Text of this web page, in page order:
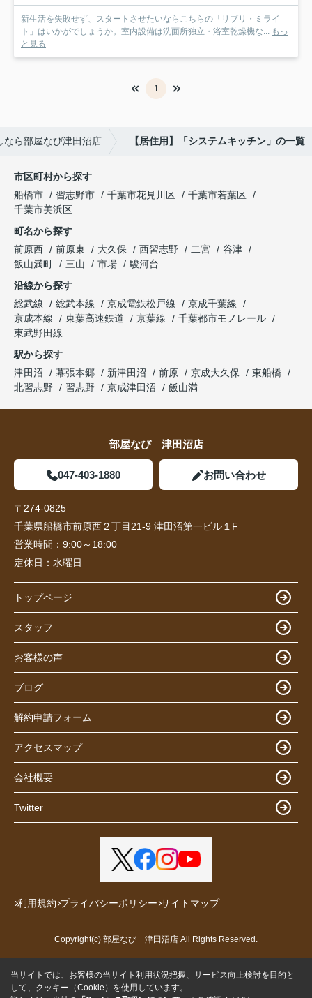
新生活を失敗せず、スタートさせたいならこちらの「リブリ・ミライ
ト」はいかがでしょうか。室内設備は洗面所独立・浴室乾燥機な... もっ
と見る
1
なら部屋なび津田沼店 【居住用】「システムキッチン」の一覧
市区町村から探す
船橋市
習志野市 千葉市花見川区
千葉市若葉区
千葉市美浜区
町名から探す
前原西
前原東 大久保 西習志野 二宮
谷津
飯山満町
三山 市場
駿河台
沿線から探す
総武線
総武本線 京成電鉄松戸線
京成千葉線
京成本線
東葉高速鉄道 京葉線
千葉都市モノレール
東武野田線
駅から探す
津田沼
幕張本郷 新津田沼 前原 京成大久保
東船橋
北習志野
習志野 京成津田沼 飯山満
部屋なび 津田沼店
047-403-1880 お問い合わせ
〒274-0825
千葉県船橋市前原西２丁目21-9 津田沼第一ビル１F
営業時間： 9:00～18:00
定休日： 水曜日
トップページ
スタッフ
お客様の声
ブログ
解約申請フォーム
アクセスマップ
会社概要
Twitter
利用規約 プライバシーポリシー サイトマップ
Copyright(c) 部屋なび 津田沼店 All Rights Reserved.
当サイトでは、お客様の当サイト利用状況把握、サービス向上検討を目的と
して、クッキー（Cookie）を使用しています。